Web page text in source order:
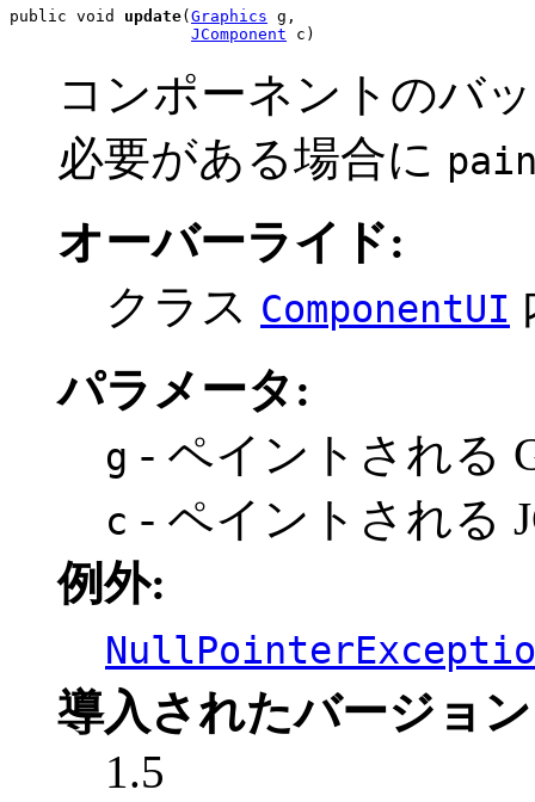
public void update( Graphics g,
JComponent c)
コンポーネントのバ
必要がある場合に
オーバーライド:
クラス ComponentUI
パラメータ:
g - ペイントされる
c - ペイントされる
例外:
導入されたバージョ
1.5